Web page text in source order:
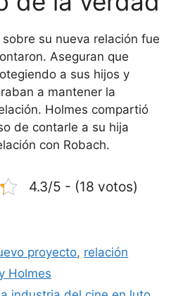
su nueva relación fue
Aseguran que
a sus hijos y
a mantener la
Holmes compartió
de contarle a su hija
con Robach.
4.3/5 - (18 votos)
proyecto, relación
Holmes